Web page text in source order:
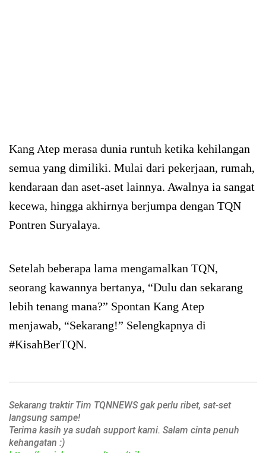
Kang Atep merasa dunia runtuh ketika kehilangan
semua yang dimiliki. Mulai dari pekerjaan, rumah,
kendaraan dan aset-aset lainnya. Awalnya ia sangat
kecewa, hingga akhirnya berjumpa dengan TQN
Pontren Suryalaya.
Setelah beberapa lama mengamalkan TQN,
seorang kawannya bertanya, “Dulu dan sekarang
lebih tenang mana?” Spontan Kang Atep
menjawab, “Sekarang!” Selengkapnya di
#KisahBerTQN.
Sekarang traktir Tim TQNNEWS gak perlu ribet, sat-set
langsung sampe!
Terima kasih ya sudah support kami. Salam cinta penuh
kehangatan :)